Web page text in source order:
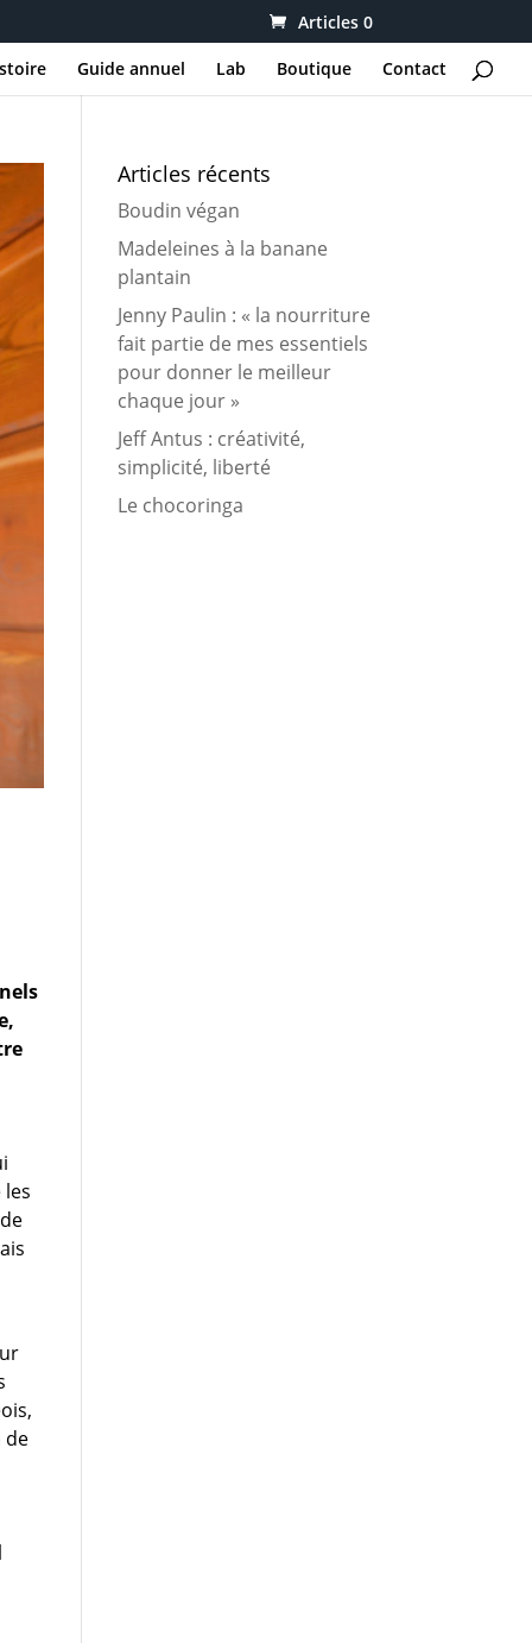
Articles 0
Guide annuel Lab Boutique Contact
de
Articles récents
Boudin végan
Madeleines à la banane
plantain
Jenny Paulin : « la nourriture
fait partie de mes essentiels
pour donner le meilleur
chaque jour »
Jeff Antus : créativité,
simplicité, liberté
Le chocoringa